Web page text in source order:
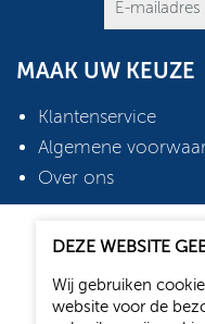
DEZE WEBSITE
Wij gebruiken
website voor de
MAAK UW KEUZE
Klantenservice
Algemene
Over ons
2026